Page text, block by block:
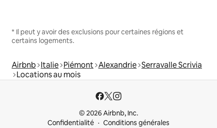
* Il peut y avoir des exclusions pour certaines régions et
certains logements.
Airbnb Italie Piémont Alexandrie Serravalle Scrivia
Locations au mois
© 2026 Airbnb, Inc.
Confidentialité
Conditions générales